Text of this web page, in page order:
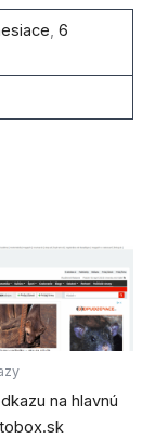
6
na hlavnú
Price
range:
18,00 €
through
49,00 €
má